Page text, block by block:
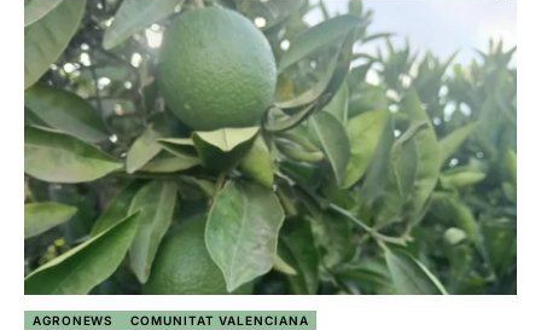
AGRONEWS COMUNITAT VALENCIANA